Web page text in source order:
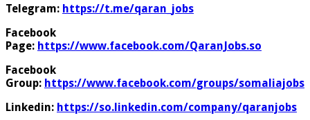
Telegram: https://t.me/qaran_jobs
Facebook
Page: https://www.facebook.com/QaranJobs.so
Facebook
Group: https://www.facebook.com/groups/somaliajobs
Linkedin: https://so.linkedin.com/company/qaranjobs